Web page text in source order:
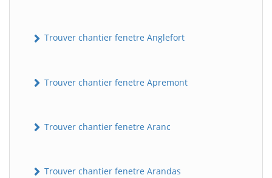
Trouver chantier fenetre Anglefort
Trouver chantier fenetre Apremont
Trouver chantier fenetre Aranc
Trouver chantier fenetre Arandas